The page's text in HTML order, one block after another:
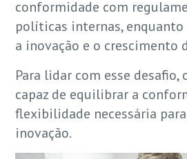
conformidade com
políticas internas,
a inovação e o crescimento
Para lidar com esse desafio,
capaz de equilibrar a
flexibilidade necessária
inovação.